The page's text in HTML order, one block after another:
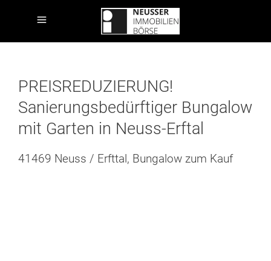
PREISREDUZIERUNG!
Sanierungsbedürftiger Bungalow
mit Garten in Neuss-Erftal
41469 Neuss / Erfttal, Bungalow zum Kauf